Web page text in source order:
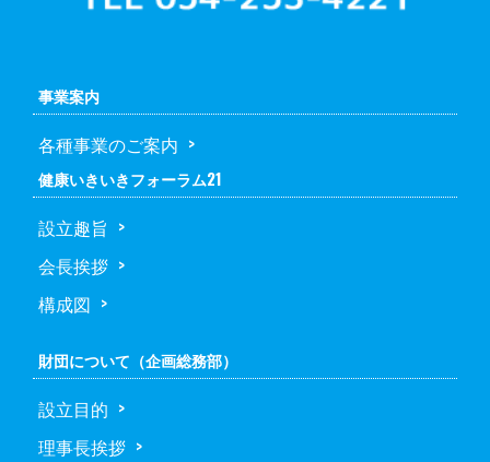
事業案内
各種事業のご案内
健康いきいきフォーラム21
設立趣旨
会長挨拶
構成図
財団について（企画総務部）
設立目的
理事長挨拶